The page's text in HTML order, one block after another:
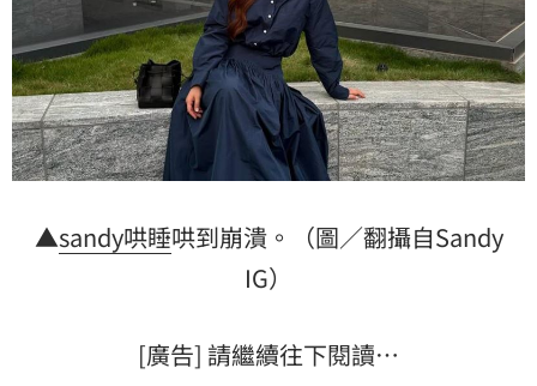
▲sandy哄睡哄到崩潰。（圖／翻攝自Sandy
IG）
[廣告] 請繼續往下閱讀…